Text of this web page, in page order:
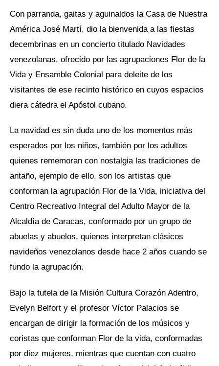
Con parranda, gaitas y aguinaldos la Casa de Nuestra
América José Martí, dio la bienvenida a las fiestas
decembrinas en un concierto titulado Navidades
venezolanas, ofrecido por las agrupaciones Flor de la
Vida y Ensamble Colonial para deleite de los
visitantes de ese recinto histórico en cuyos espacios
diera cátedra el Apóstol cubano.
La navidad es sin duda uno de los momentos más
esperados por los niños, también por los adultos
quienes rememoran con nostalgia las tradiciones de
antaño, ejemplo de ello, son los artistas que
conforman la agrupación Flor de la Vida, iniciativa del
Centro Recreativo Integral del Adulto Mayor de la
Alcaldía de Caracas, conformado por un grupo de
abuelas y abuelos, quienes interpretan clásicos
navideños venezolanos desde hace 2 años cuando se
fundo la agrupación.
Bajo la tutela de la Misión Cultura Corazón Adentro,
Evelyn Belfort y el profesor Víctor Palacios se
encargan de dirigir la formación de los músicos y
coristas que conforman Flor de la vida, conformadas
por diez mujeres, mientras que cuentan con cuatro